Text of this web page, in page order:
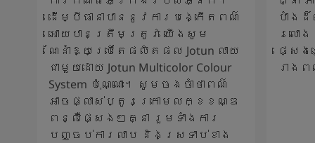
ដើម្បីធានាបាននូវការបង្កើតពណ៌
អោយបានត្រឹមត្រូវ យើងសូម
ណែនាំឱ្យប្រើតែផលិតផល Jotun លាយ
ជាមួយដោយ Jotun Multicolor Colour
System ប៉ុណ្ណោះ។ សូមចងចាំថាពណ៌
អាចផ្លាស់ប្តូរក្រោមលក្ខខណ្ឌ
ពន្លឺផ្សេងៗគ្នា រួមទាំងការ
បញ្ចប់ការលាប និងស្រទាប់ខាង
បាំង
រលោ
ផ្សេ
រាង